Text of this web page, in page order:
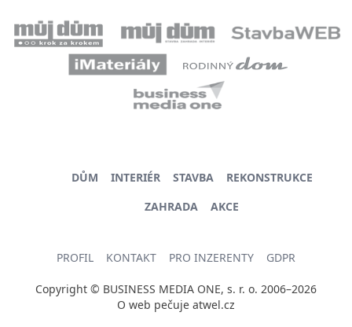
DŮM INTERIÉR STAVBA
REKONSTRUKCE
ZAHRADA
AKCE
PROFIL KONTAKT PRO INZERENTY GDPR
Copyright © BUSINESS MEDIA ONE, s. r. o. 2006–2026